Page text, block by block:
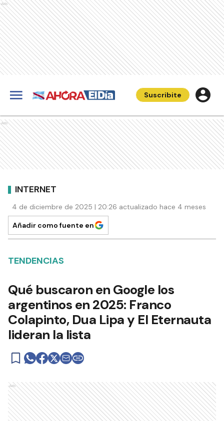
Ads
Suscribite
Ads
INTERNET
4 de diciembre de 2025 | 20:26 actualizado hace 4 meses
Añadir como fuente en
TENDENCIAS
Qué buscaron en Google los
argentinos en 2025: Franco
Colapinto, Dua Lipa y El Eternauta
lideran la lista
Ads